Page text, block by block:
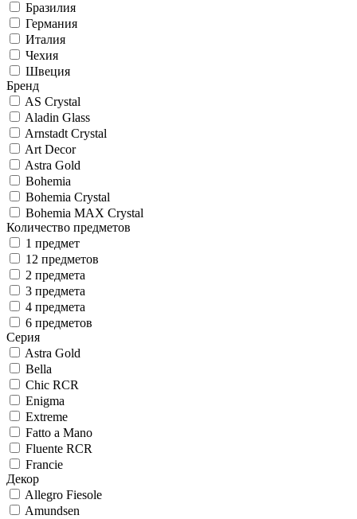
Бразилия
Германия
Италия
Чехия
Швеция
Бренд
AS Crystal
Aladin Glass
Arnstadt Crystal
Art Decor
Astra Gold
Bohemia
Bohemia Crystal
Bohemia MAX Crystal
Количество предметов
1 предмет
12 предметов
2 предмета
3 предмета
4 предмета
6 предметов
Серия
Astra Gold
Bella
Chic RCR
Enigma
Extreme
Fatto a Mano
Fluente RCR
Francie
Декор
Allegro Fiesole
Amundsen